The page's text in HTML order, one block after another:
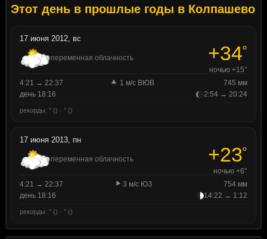
Этот день в прошлые годы в Колпашево
17 июня 2012, вс
переменная облачность +34°
ночью +15°
4:21 → 22:37
1 м/с ВЮВ
745 мм
день 18:16
2:54 → 20:24
рекорды: ° () · ° ()
17 июня 2013, пн
переменная облачность +23°
ночью +6°
4:21 → 22:37
3 м/с ЮЗ
754 мм
день 18:16
14:22 → 1:12
рекорды: ° () · ° ()